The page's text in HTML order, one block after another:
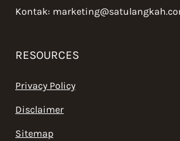
Kontak:
RESOURCES
Privacy Policy
Disclaimer
Sitemap